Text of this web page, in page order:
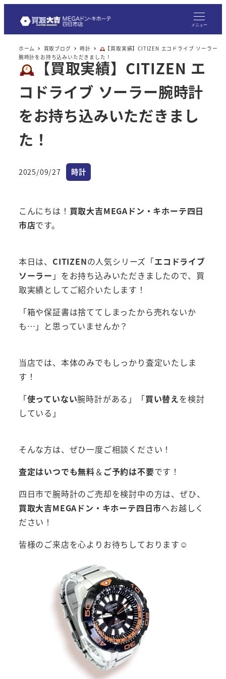
メニュー
ホーム 買取ブログ 時計
【買取実績】CITIZEN エコドライブ ソーラー
腕時計をお持ち込みいただきました！
【買取実績】CITIZEN エ
コドライブ ソーラー腕時計
をお持ち込みいただきまし
た！
投稿日
2025/09/27 カテゴリー
時計
こんにちは！ 買取大吉MEGAドン・キホーテ四日
市店です。
本日は、 CITIZENの人気シリーズ「エコドライブ
ソーラー 」をお持ち込みいただきましたので、買
取実績としてご紹介いたします！
「箱や保証書は捨ててしまったから売れないか
も…」と思っていませんか？
当店では、本体のみでもしっかり査定いたしま
す！
「使っていない腕時計がある」「買い替えを検討
している」
そんな方は、ぜひ一度ご相談ください！
査定はいつでも無料＆ ご予約は不要です！
四日市で腕時計のご売却を検討中の方は、ぜひ、
買取大吉MEGAドン・キホーテ四日市へお越しく
ださい！
皆様のご来店を心よりお待ちしております☺